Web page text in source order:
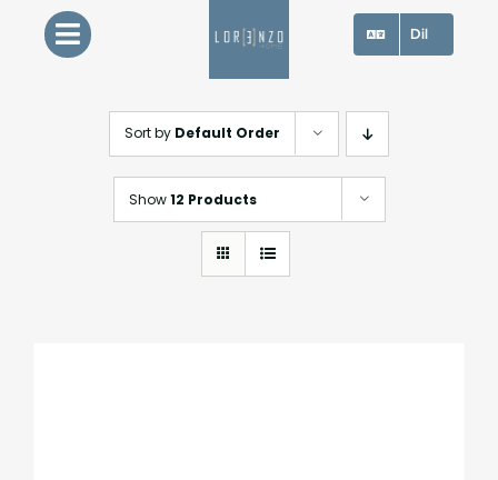
Dil
Sort by Default Order
Show12 Products